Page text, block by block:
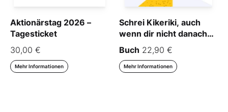
Aktionärstag 2026 –
Tagesticket
30,00 €
Mehr Informationen
Schrei Kikeriki, auch
wenn dir nicht danach
ist!
Buch 22,90 €
Mehr Informationen